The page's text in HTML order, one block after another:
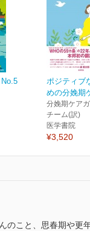
ポジティブ
めの分娩期
分娩期ケア
チーム(訳)
医学書院
¥3,520
こと、思春期や更